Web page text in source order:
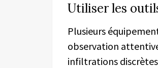
Utiliser les
Plusieurs
observation
infiltrations